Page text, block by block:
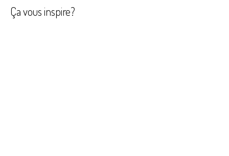
Ça vous inspire?